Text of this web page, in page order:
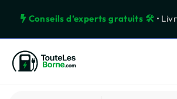
Conseils d’experts gratuits 🛠️ •